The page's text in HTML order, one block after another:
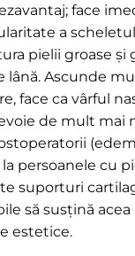
face
a
pielii groase și
lână. Ascunde
face ca vârful
de mult
persoanele cu
suporturi
să susțină acea
estetice.